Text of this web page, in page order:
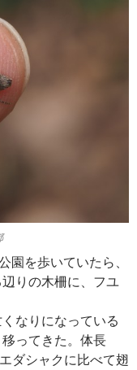
園を歩いていたら、
りの木柵に、フユ
なりになっている
ってきた。体長
ダシャクに比べて翅